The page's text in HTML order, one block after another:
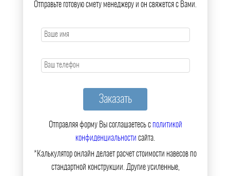
Отправьте готовую смету менеджеру и он свяжется с Вами.
Отправляя форму Вы соглашаетесь сполитикой
конфиденциальности сайта.
*Калькулятор онлайн делает расчет стоимости навесов по
стандартной конструкции. Другие усиленные,